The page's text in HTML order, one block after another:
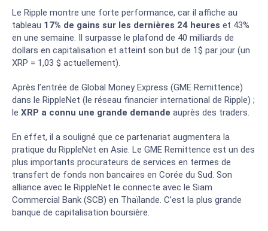
Le Ripple montre une forte performance, car il affiche au
tableau 17% de gains sur les dernières 24 heures et 43%
en une semaine. Il surpasse le plafond de 40 milliards de
dollars en capitalisation et atteint son but de 1$ par jour (un
XRP = 1,03 $ actuellement).
Après l’entrée de Global Money Express (GME Remittence)
dans le RippleNet (le réseau financier international de Ripple) ;
le XRP a connu une grande demande auprès des traders.
En effet, il a souligné que ce partenariat augmentera la
pratique du RippleNet en Asie. Le GME Remittence est un des
plus importants procurateurs de services en termes de
transfert de fonds non bancaires en Corée du Sud. Son
alliance avec le RippleNet le connecte avec le Siam
Commercial Bank (SCB) en Thaïlande. C’est la plus grande
banque de capitalisation boursière.